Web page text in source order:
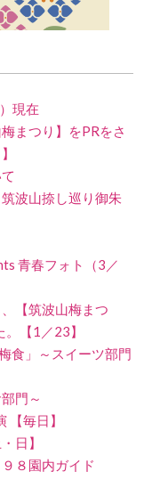
現在
まつり】をPRをさ
波山捺し巡り御朱
青春フォト（3／
【筑波山梅まつ
【1／23】
食」～スイーツ部門
門～
【毎日】
日】
８園内ガイド